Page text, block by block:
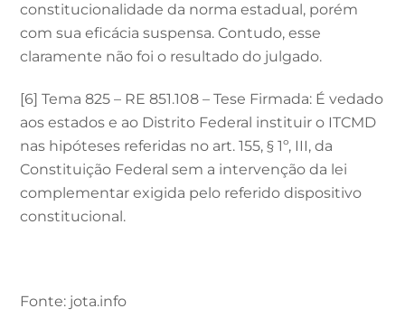
constitucionalidade da norma estadual, porém
com sua eficácia suspensa. Contudo, esse
claramente não foi o resultado do julgado.
[6] Tema 825 – RE 851.108 – Tese Firmada: É vedado
aos estados e ao Distrito Federal instituir o ITCMD
nas hipóteses referidas no art. 155, § 1º, III, da
Constituição Federal sem a intervenção da lei
complementar exigida pelo referido dispositivo
constitucional.
Fonte: jota.info